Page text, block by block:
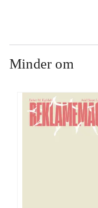
Minder om